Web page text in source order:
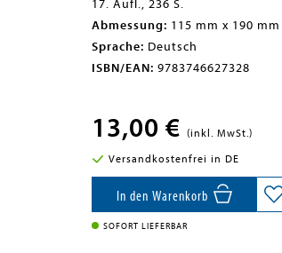
17. Aufl., 236 S.
Abmessung: 115 mm x 190
Sprache: Deutsch
ISBN/EAN: 9783746627328
13,00 € (inkl. MwSt.)
Versandkostenfrei in DE
In den Warenkorb
SOFORT LIEFERBAR